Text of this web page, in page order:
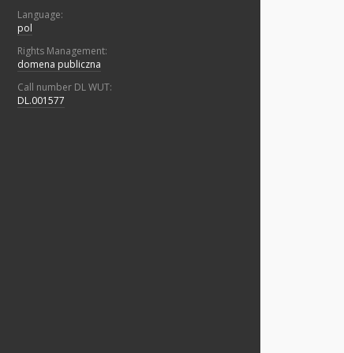
Language:
pol
Rights Management:
domena publiczna
Call number DL WUT:
DL.001577